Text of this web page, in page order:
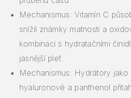
Mechanismus: Vitamín C
snížil známky matnosti a
kombinaci s hydratačními
jasnější pleť.
Mechanismus: Hydrátory
hyaluronové a panthenol